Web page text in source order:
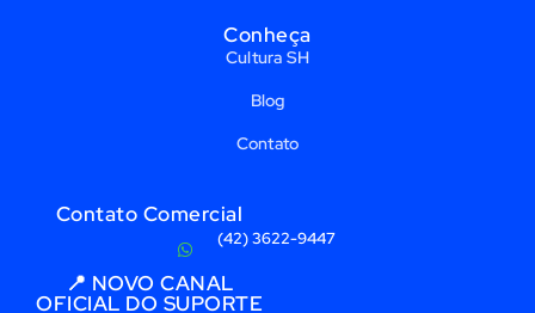
Conheça
Cultura SH
Blog
Contato
Contato Comercial
(42) 3622-9447
📍 NOVO CANAL
OFICIAL DO SUPORTE